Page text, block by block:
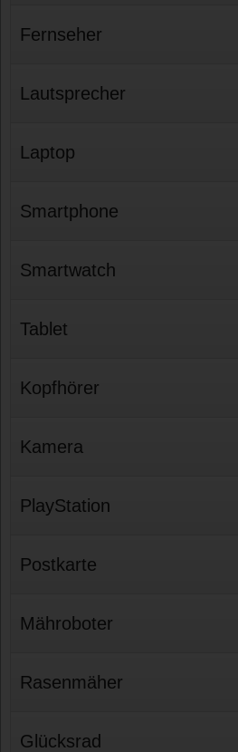
Fernseher
Lautsprecher
Laptop
Smartphone
Smartwatch
Tablet
Kopfhörer
Kamera
PlayStation
Postkarte
Mähroboter
Rasenmäher
Glücksrad